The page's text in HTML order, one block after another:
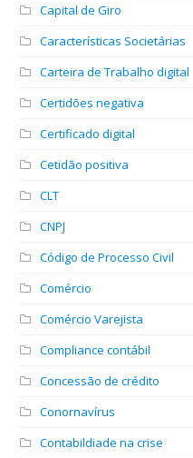
Capital de Giro
Características Societárias
Carteira de Trabalho digital
Certidões negativa
Certificado digital
Cetidão positiva
CLT
CNPJ
Código de Processo Civil
Comércio
Comércio Varejista
Compliance contábil
Concessão de crédito
Conornavírus
Contabildiade na crise